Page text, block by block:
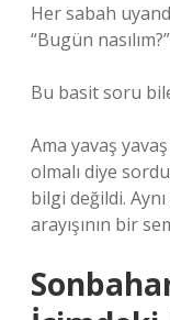
Her sabah
“Bugün nasılım?”
Bu basit soru
Ama yavaş
olmalı diye
bilgi değildi.
arayışının bir